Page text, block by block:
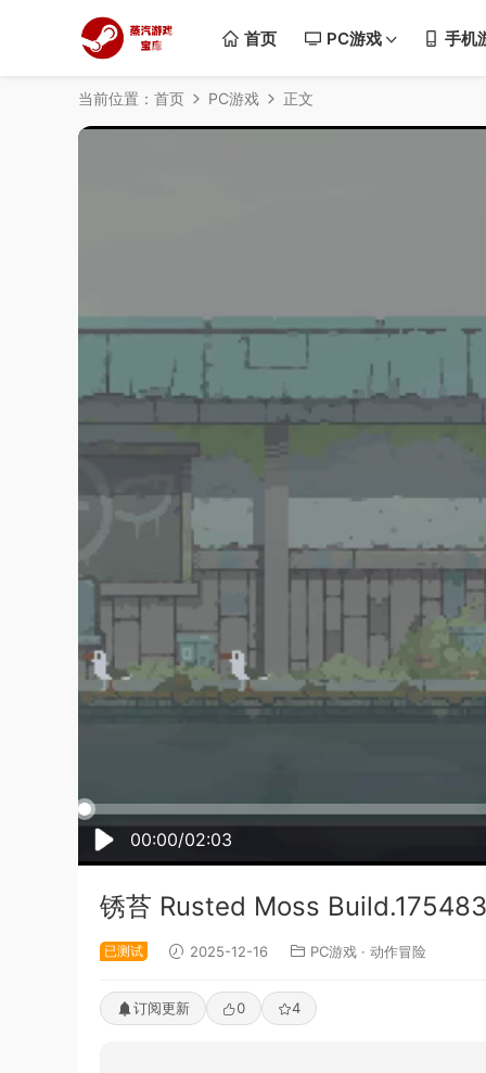
首页 PC游戏 手机
当前位置： 首页 PC游戏 正文
00:00/02:03
50% 75% 100%
锈苔 Rusted Moss
已测试 2025-12-16 PC游戏 · 动作冒险
订阅更新 0 4